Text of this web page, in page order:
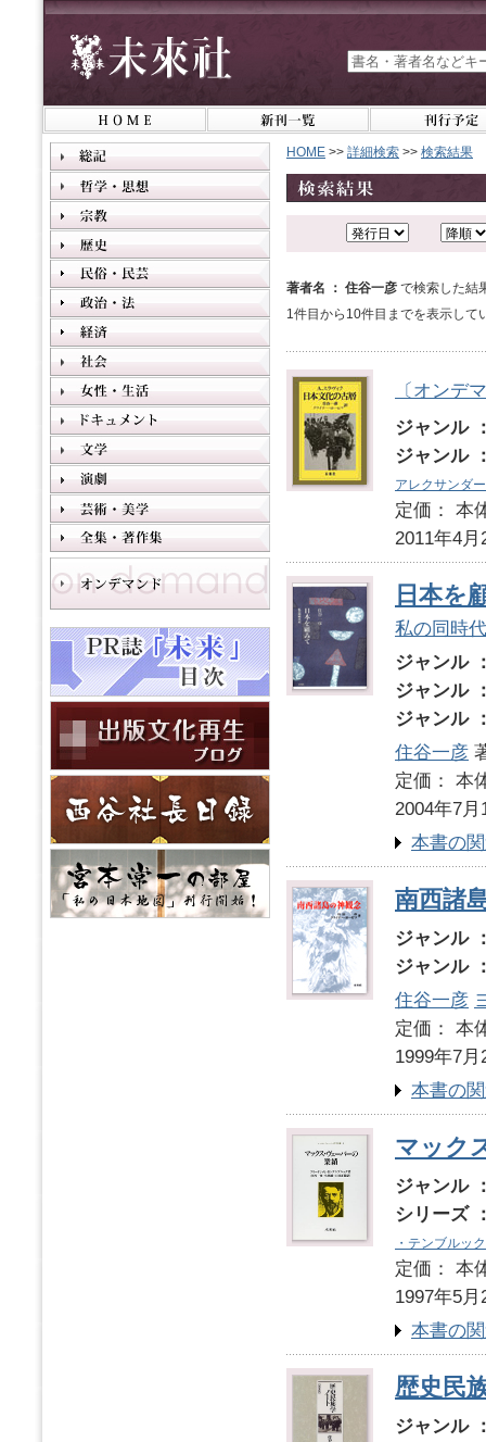
HOME >> 詳細検索 >> 検索結果
著者名 ： 住谷一彦 で検索した結
1件目から10件目までを表示して
〔オンデ
ジャンル
ジャンル
アレクサンダ
定価：
2011年4月
日本を
私の同時
ジャンル
ジャンル
ジャンル
住谷一彦
定価：
2004年7月
本書の
南西諸
ジャンル
ジャンル
住谷一彦
定価：
1999年7月
本書の
マック
ジャンル
シリーズ
・テンブルック
定価：
1997年5月
本書の
歴史民
ジャンル